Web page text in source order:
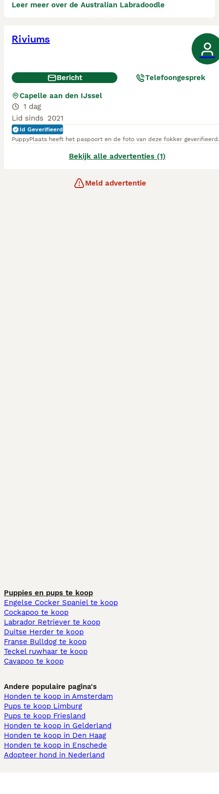
Leer meer over de Australian Labradoodle
Riviums
Bericht Telefoongesprek
Capelle aan den IJssel
1 dag
Lid sinds 2021
Id Geverifieerd
PuppyPlaats heeft het paspoort en de foto van deze fokker geverifieerd.
Bekijk alle advertenties (1)
Meld advertentie
Puppies en pups te koop
Engelse Cocker Spaniel te koop
Cockapoo te koop
Labrador Retriever te koop
Duitse Herder te koop
Franse Bulldog te koop
Teckel ruwhaar te koop
Cavapoo te koop
Andere populaire pagina's
Honden te koop in Amsterdam
Pups te koop Limburg​
Pups te koop Friesland​
Honden te koop in Gelderland
Honden te koop in Den Haag
Honden te koop in Enschede
Adopteer hond in Nederland